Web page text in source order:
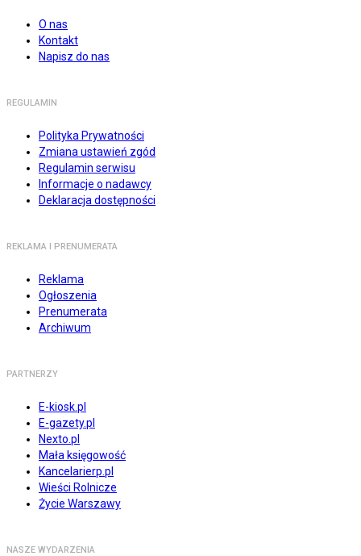
O nas
Kontakt
Napisz do nas
REGULAMIN
Polityka Prywatności
Zmiana ustawień zgód
Regulamin serwisu
Informacje o nadawcy
Deklaracja dostępności
REKLAMA I PRENUMERATA
Reklama
Ogłoszenia
Prenumerata
Archiwum
PARTNERZY
E-kiosk.pl
E-gazety.pl
Nexto.pl
Mała księgowość
Kancelarierp.pl
Wieści Rolnicze
Życie Warszawy
NASZE WYDARZENIA